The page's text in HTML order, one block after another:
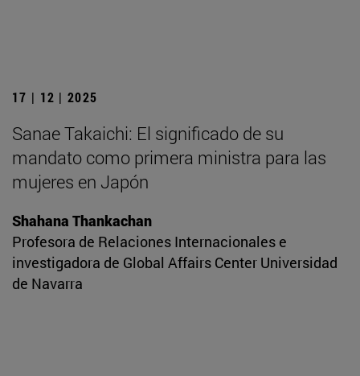
17 | 12 | 2025
Sanae Takaichi: El significado de su
mandato como primera ministra para las
mujeres en Japón
Shahana Thankachan
Profesora de Relaciones Internacionales e
investigadora de Global Affairs Center Universidad
de Navarra